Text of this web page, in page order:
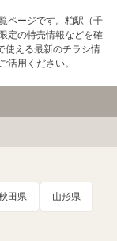
ページです。柏駅（千
定の特売情報などを確
使える最新のチラシ情
活用ください。
田県 山形県